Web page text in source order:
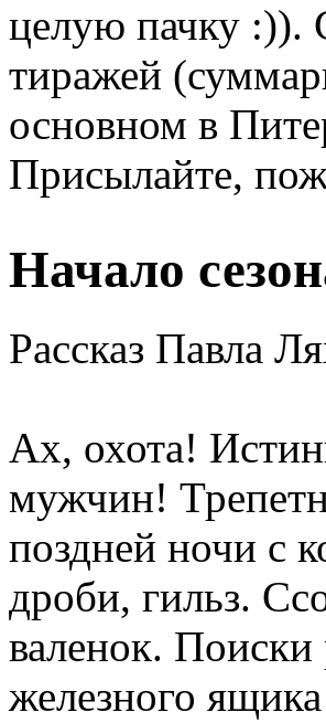
целую пачку :)).
тиражей
основном в
Присылайте,
Начало
Рассказ Павла
Ах, охота!
мужчин!
поздней ночи с
дроби, гильз.
валенок. Поиски
железного